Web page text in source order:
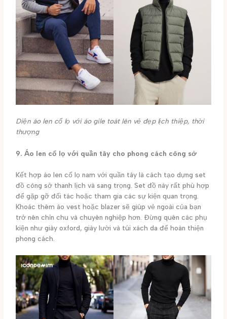
Diện áo len cổ lọ với áo gile toát lên vẻ đẹp lịch thiệp, thời
thượng
9. Áo len cổ lọ với quần tây cho phong cách công sở
Kết hợp áo len cổ lọ nam với quần tây là cách tạo dựng set
đồ công sở thanh lịch và sang trọng. Set đồ này rất phù hợp
để gặp gỡ đối tác hoặc tham gia các sự kiện quan trọng.
Khoác thêm áo vest hoặc blazer sẽ giúp vẻ ngoài của bạn
trở nên chỉn chu và chuyên nghiệp hơn. Đừng quên các phụ
kiện như giày oxford, giày lười và túi xách da để hoàn thiện
phong cách.